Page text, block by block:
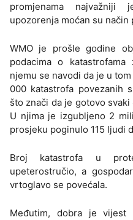
promjenama
upozorenja moćan su način
WMO je prošle godine
podacima o
njemu se navodi da je u
000 katastrofa povezanih
što znači da je gotovo
U njima je izgubljeno 2
prosjeku poginulo 115 ljudi
Broj katastrofa u
upeterostručio, a
vrtoglavo se povećala.
Međutim, dobra je